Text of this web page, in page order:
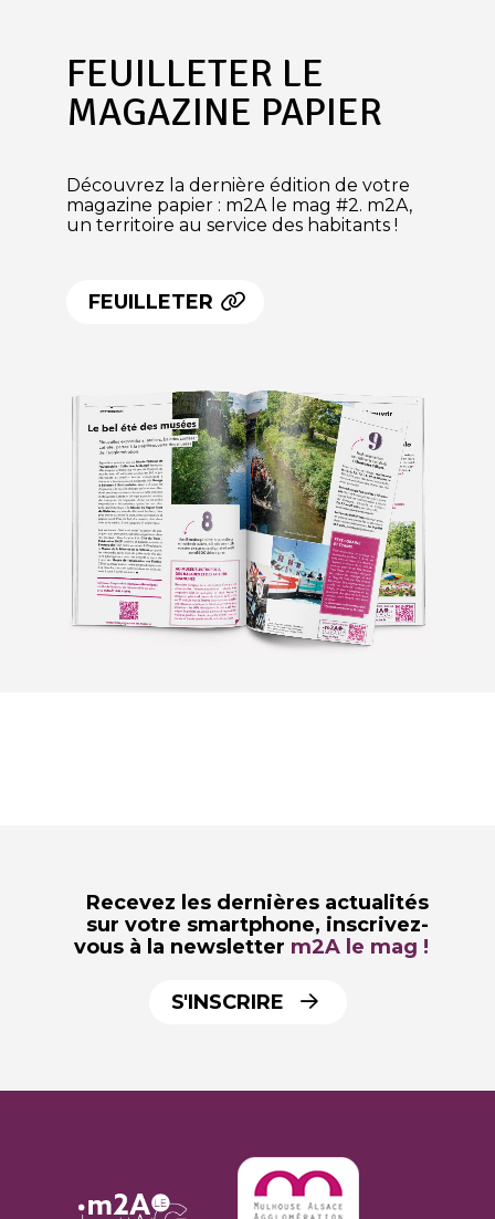
FEUILLETER LE
MAGAZINE PAPIER
Découvrez la dernière édition de votre
magazine papier : m2A le mag #2. m2A,
un territoire au service des habitants !
FEUILLETER
Recevez les dernières actualités
sur votre smartphone, inscrivez-
vous à la newsletter m2A le mag !
S'INSCRIRE